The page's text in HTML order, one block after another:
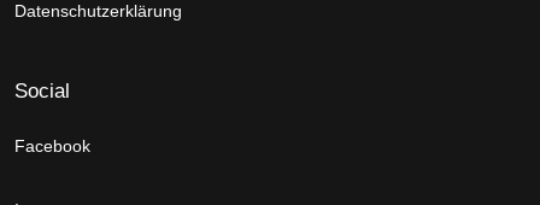
Datenschutzerklärung
Social
Facebook